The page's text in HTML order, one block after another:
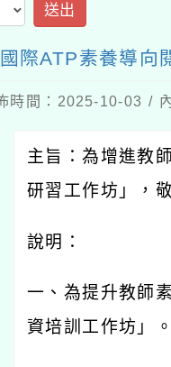
送出
際ATP素養導向
時間：2025-10-03 /
主旨：為增進教
研習工作坊」，
說明：
一、為提升教師
資培訓工作坊」。